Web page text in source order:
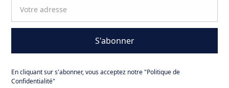
En cliquant sur s'abonner, vous acceptez notre "Politique de
Confidentialité"